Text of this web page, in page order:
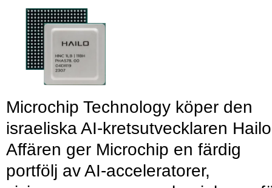
Microchip Technology köper den
israeliska AI-kretsutvecklaren
Affären ger Microchip en färdig
portfölj av AI-acceleratorer,